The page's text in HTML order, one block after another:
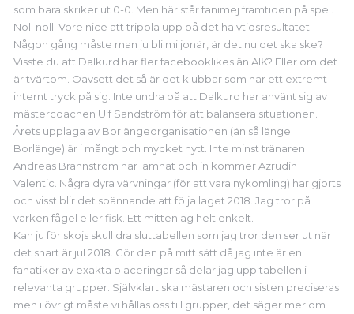
som bara skriker ut 0-0. Men här står fanimej framtiden på spel.
Noll noll. Vore nice att trippla upp på det halvtidsresultatet.
Någon gång måste man ju bli miljonär, är det nu det ska ske?
Visste du att Dalkurd har fler facebooklikes än AIK? Eller om det
är tvärtom. Oavsett det så är det klubbar som har ett extremt
internt tryck på sig. Inte undra på att Dalkurd har använt sig av
mästercoachen Ulf Sandström för att balansera situationen.
Årets upplaga av Borlängeorganisationen (än så länge
Borlänge) är i mångt och mycket nytt. Inte minst tränaren
Andreas Brännström har lämnat och in kommer Azrudin
Valentic. Några dyra värvningar (för att vara nykomling) har gjorts
och visst blir det spännande att följa laget 2018. Jag tror på
varken fågel eller fisk. Ett mittenlag helt enkelt.
Kan ju för skojs skull dra sluttabellen som jag tror den ser ut när
det snart är jul 2018. Gör den på mitt sätt då jag inte är en
fanatiker av exakta placeringar så delar jag upp tabellen i
relevanta grupper. Självklart ska mästaren och sisten preciseras
men i övrigt måste vi hållas oss till grupper, det säger mer om